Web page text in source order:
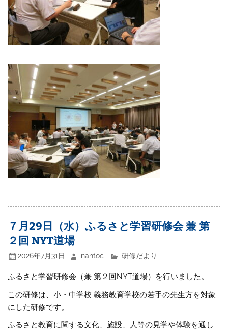
７月29日（水）ふるさと学習研修会 兼 第
２回 NYT道場
2026年7月31日 nantoc 研修だより
ふるさと学習研修会（兼 第２回NYT道場）を行いました。
この研修は、小・中学校 義務教育学校の若手の先生方を対象
にした研修です。
ふるさと教育に関する文化、施設、人等の見学や体験を通し